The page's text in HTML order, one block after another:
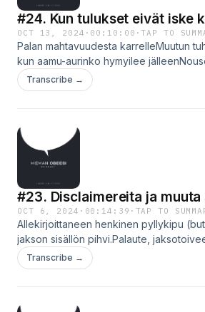
#24. Kun tulukset eivät iske
OCT 13, 2024 · 00:10:00 ·TAP TO
Palan mahtavuudesta karrelleMuutun
kun aamu-aurinko hymyilee
Lintu---Hieman Obeesi jättäytyy
voi lopulta syntyä uudestaan entistä
Transcribe →
#23. Disclaimereita ja muuta
OCT 6, 2024 · 00:14:39 · TAP TO
Allekirjoittaneen henkinen pyllykipu
jakson sisällön pihvi.Palaute,
yhteistyöhön liittyvät yhteydenotot
Instagram: @hiemanobeesi
Transcribe →